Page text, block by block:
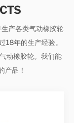
产各类气动橡胶轮
年的生产经验。
动橡胶轮。我们能
产品！